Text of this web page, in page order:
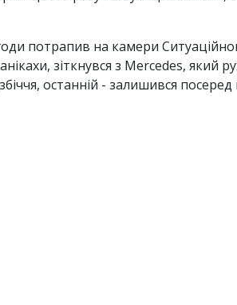
потрапив на камери
зіткнувся з Mercedes, який
останній - залишився посеред